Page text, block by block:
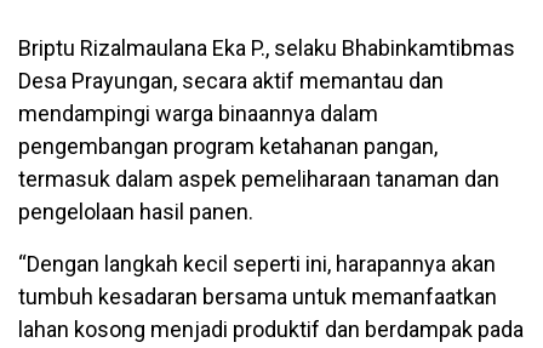
Briptu Rizalmaulana Eka P., selaku Bhabinkamtibmas
Desa Prayungan, secara aktif memantau dan
mendampingi warga binaannya dalam
pengembangan program ketahanan pangan,
termasuk dalam aspek pemeliharaan tanaman dan
pengelolaan hasil panen.
“Dengan langkah kecil seperti ini, harapannya akan
tumbuh kesadaran bersama untuk memanfaatkan
lahan kosong menjadi produktif dan berdampak pada